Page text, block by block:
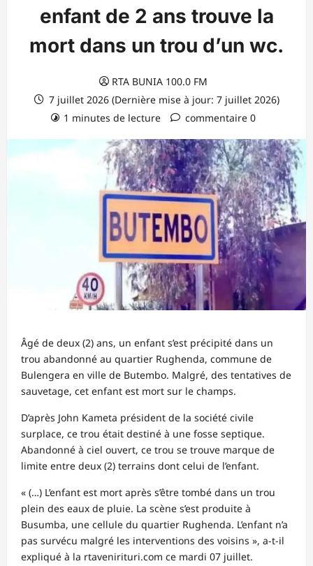
enfant de 2 ans trouve la
mort dans un trou d’un wc.
RTA BUNIA 100.0 FM
7 juillet 2026 (Dernière mise à jour: 7 juillet 2026)
1 minutes de lecture
commentaire 0
Âgé de deux (2) ans, un enfant s’est précipité dans un
trou abandonné au quartier Rughenda, commune de
Bulengera en ville de Butembo. Malgré, des tentatives de
sauvetage, cet enfant est mort sur le champs.
D’après John Kameta président de la société civile
surplace, ce trou était destiné à une fosse septique.
Abandonné à ciel ouvert, ce trou se trouve marque de
limite entre deux (2) terrains dont celui de l’enfant.
« (…) L’enfant est mort après s’être tombé dans un trou
plein des eaux de pluie. La scène s’est produite à
Busumba, une cellule du quartier Rughenda. L’enfant n’a
pas survécu malgré les interventions des voisins », a-t-il
expliqué à la rtavenirituri.com ce mardi 07 juillet.